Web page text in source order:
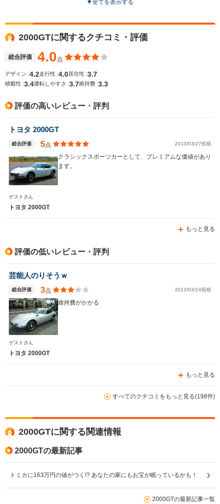
サイズ
WLTCモード
燃費
駆動方式
全高
1.69m
4.42m
FF
全高
全
16.5～
1496cc
▼全てを表示する
2000GTに関するクチコミ・評価
総合評価 4.0点
デザイン :4.2走行性 :4.0居住性 :3.7
積載性 :3.4運転しやすさ :3.7維持費 :3.3
評価の高いレビュー・評判
トヨタ 2000GT
総合評価 5点 2013/03/27投稿
クラシックスポーツカーとして、プレミアムな価値があり
ます。
ゲストさん
トヨタ 2000GT
もっと見る
評価の低いレビュー・評判
芸能人のりそうｗ
総合評価 3点 2013/03/24投稿
維持費がかかる
ゲストさん
トヨタ 2000GT
もっと見る
すべてのクチコミをもっと見る(198件)
2000GTに関する関連情報
2000GTの最新記事
トミカに163万円の値がつく!? あなたの家にもお宝が眠っているかも！
2000GTの最新記事一覧